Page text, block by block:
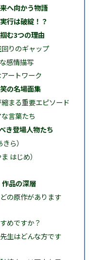
へ向かう物語
行は破綻！？
む3つの理由
りのギャップ
感情描写
ートワーク
の名場面集
まる重要エピソード
言葉たち
き登場人物たち
ら）
はじめ）
品の深層
の原作があります
めですか？
生はどんな方です